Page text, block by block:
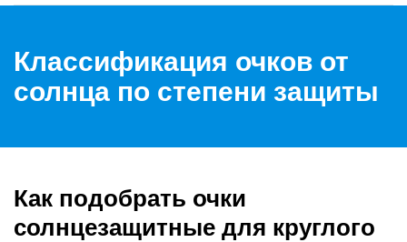
Классификация очков от
солнца по степени защиты
Как подобрать очки
солнцезащитные для круглого